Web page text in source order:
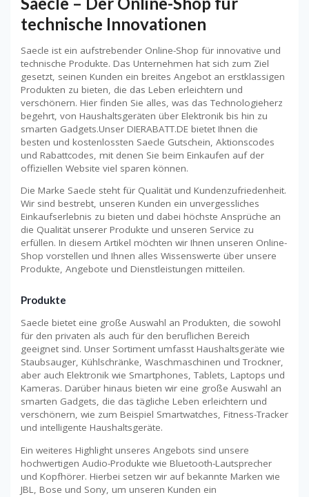
technische Innovationen
Saecle ist ein aufstrebender Online-Shop für innovative und
technische Produkte. Das Unternehmen hat sich zum Ziel
gesetzt, seinen Kunden ein breites Angebot an erstklassigen
Produkten zu bieten, die das Leben erleichtern und
verschönern. Hier finden Sie alles, was das Technologieherz
begehrt, von Haushaltsgeräten über Elektronik bis hin zu
smarten Gadgets.Unser DIERABATT.DE bietet Ihnen die
besten und kostenlossten Saecle Gutschein, Aktionscodes
und Rabattcodes, mit denen Sie beim Einkaufen auf der
offiziellen Website viel sparen können.
Die Marke Saecle steht für Qualität und Kundenzufriedenheit.
Wir sind bestrebt, unseren Kunden ein unvergessliches
Einkaufserlebnis zu bieten und dabei höchste Ansprüche an
die Qualität unserer Produkte und unseren Service zu
erfüllen. In diesem Artikel möchten wir Ihnen unseren Online-
Shop vorstellen und Ihnen alles Wissenswerte über unsere
Produkte, Angebote und Dienstleistungen mitteilen.
Produkte
Saecle bietet eine große Auswahl an Produkten, die sowohl
für den privaten als auch für den beruflichen Bereich
geeignet sind. Unser Sortiment umfasst Haushaltsgeräte wie
Staubsauger, Kühlschränke, Waschmaschinen und Trockner,
aber auch Elektronik wie Smartphones, Tablets, Laptops und
Kameras. Darüber hinaus bieten wir eine große Auswahl an
smarten Gadgets, die das tägliche Leben erleichtern und
verschönern, wie zum Beispiel Smartwatches, Fitness-Tracker
und intelligente Haushaltsgeräte.
Ein weiteres Highlight unseres Angebots sind unsere
hochwertigen Audio-Produkte wie Bluetooth-Lautsprecher
und Kopfhörer. Hierbei setzen wir auf bekannte Marken wie
JBL, Bose und Sony, um unseren Kunden ein